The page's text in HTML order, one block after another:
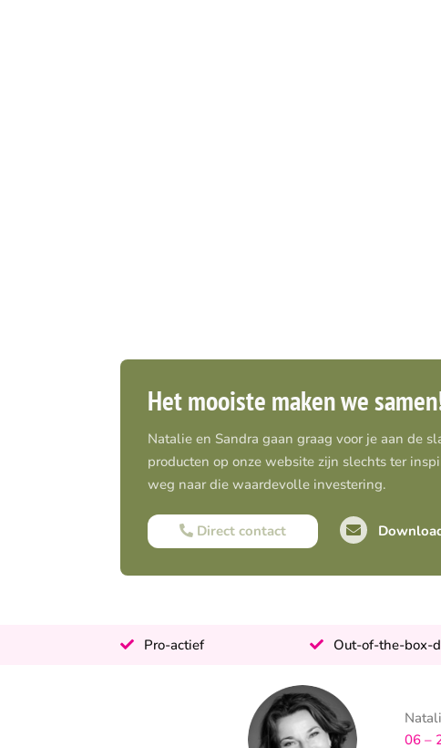
Het mooiste maken we
Natalie en Sandra gaan graag voor je aan de
producten op onze website zijn slechts ter
weg naar die waardevolle investering.
Direct contact
Pro-actief Out-of-the-box-
06 –